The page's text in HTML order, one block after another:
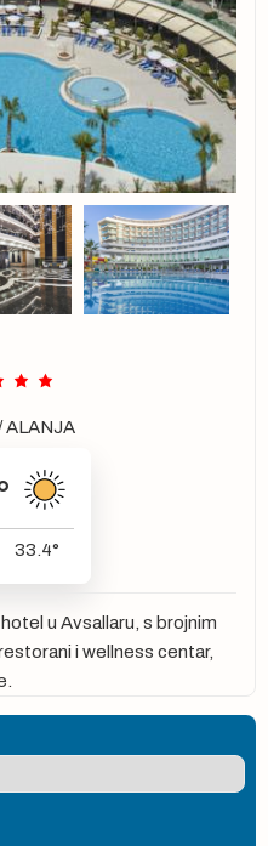
ALANJA
33.4°
u Avsallaru, s brojnim
i wellness centar,